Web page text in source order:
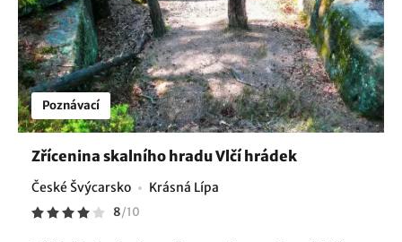
Poznávací
Zřícenina skalního hradu Vlčí hrádek
České Švýcarsko Krásná Lípa
8/10